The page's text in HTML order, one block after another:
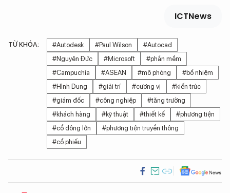
ICTNews
TỪ KHÓA: #Autodesk #Paul Wilson
#Autocad
#Nguyên Đức
#Microsoft
#phần mềm
#Campuchia
#ASEAN #mô phỏng
#bổ nhiệm
#Hình Dung
#giải trí #cương vị
#kiến trúc
#giám đốc
#công nghiệp
#tăng trưởng
#khách hàng
#kỹ thuật #thiết kế
#phương tiện
#cổ đông lớn
#phương tiện truyền thông
#cổ phiếu